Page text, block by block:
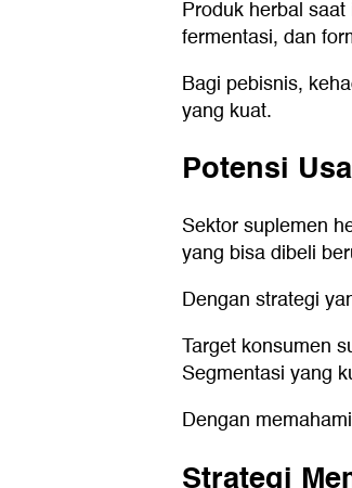
Produk herbal
fermentasi, dan
Bagi pebisnis,
yang kuat.
Potensi
Sektor suplemen
yang bisa dibeli
Dengan strategi
Target konsumen
Segmentasi yang
Dengan
Strategi